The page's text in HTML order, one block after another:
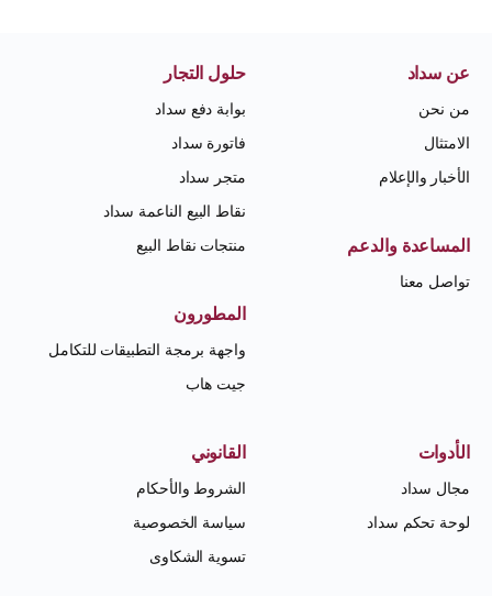
عن سداد
من نحن
الامتثال
الأخبار والإعلام
المساعدة والدعم
تواصل معنا
حلول التجار
بوابة دفع سداد
فاتورة سداد
متجر سداد
نقاط البيع الناعمة سداد
منتجات نقاط البيع
المطورون
واجهة برمجة التطبيقات للتكامل
جيت هاب
الأدوات
مجال سداد
لوحة تحكم سداد
القانوني
الشروط والأحكام
سياسة الخصوصية
تسوية الشكاوى